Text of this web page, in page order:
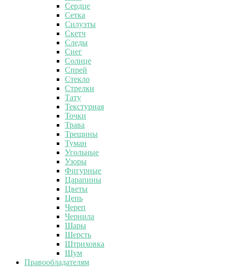
Сердце
Сетка
Силуэты
Скетч
Следы
Снег
Солнце
Спрей
Стекло
Стрелки
Тату
Текстурная
Точки
Трава
Трещины
Туман
Угольные
Узоры
Фигурные
Царапины
Цветы
Цепь
Череп
Чернила
Шары
Шерсть
Штриховка
Шум
Правообладателям